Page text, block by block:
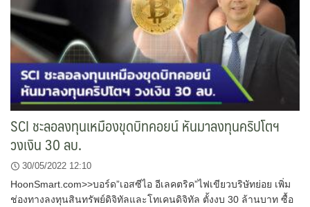
SCI ชะลอลงทุนเหมืองขุดบิทคอยน์ หันมาลงทุนคริปโตฯ
วงเงิน 30 ลบ.
30/05/2022 12:10
HoonSmart.com>>บอร์ด”เอสซีไอ อีเลคตริค”ไฟเขียวบริษัทย่อย เพิ่ม
ช่องทางลงทุนสินทรัพย์ดิจิทัลและโทเคนดิจิทัล ตั้งงบ 30 ล้านบาท ซื้อ